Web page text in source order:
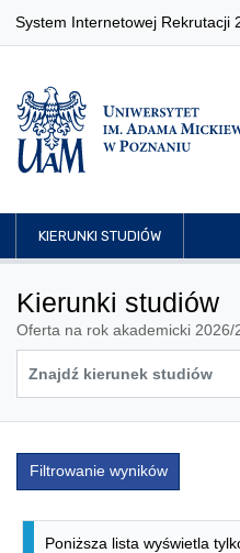
System Internetowej Rekrutacji
KIERUNKI STUDIÓW
Kierunki studiów
Oferta na rok akademicki 2026/
Filtrowanie wyników
Lista kierunków
Poniższa lista wyświetla